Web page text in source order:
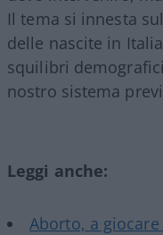
Il tema si innesta
delle nascite in
squilibri
nostro sistema
Leggi anche:
Aborto, a